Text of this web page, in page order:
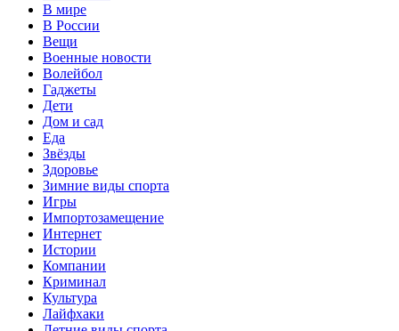
В мире
В России
Вещи
Военные новости
Волейбол
Гаджеты
Дети
Дом и сад
Еда
Звёзды
Здоровье
Зимние виды спорта
Игры
Импортозамещение
Интернет
Истории
Компании
Криминал
Культура
Лайфхаки